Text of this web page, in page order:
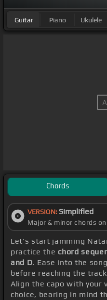
Guitar Piano Ukulele
Chords
VERSION: Simplified
Major & minor chords
Let's start jamming
practice the chord
and D. Ease into the
before reaching the
Align the capo with your
choice, bearing in mind